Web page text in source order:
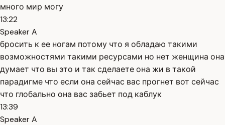
много мир могу
13:22
Speaker A
бросить к ее ногам потому что я обладаю такими
возможностями такими ресурсами но нет женщина она
думает что вы это и так сделаете она жи в такой
парадигме что если она сейчас вас прогнет вот сейчас
что глобально она вас забьет под каблук
13:39
Speaker A